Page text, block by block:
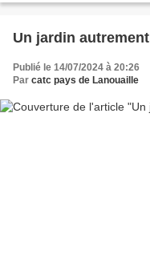
Un jardin autrement
Publié le 14/07/2024 à 20:26
Par catc pays de Lanouaille